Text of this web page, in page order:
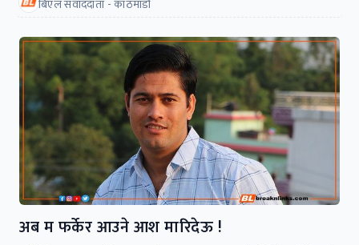
बिएल संवाददाता - काठमाडौं
अब म फर्केर आउने आश मारिदेऊ !